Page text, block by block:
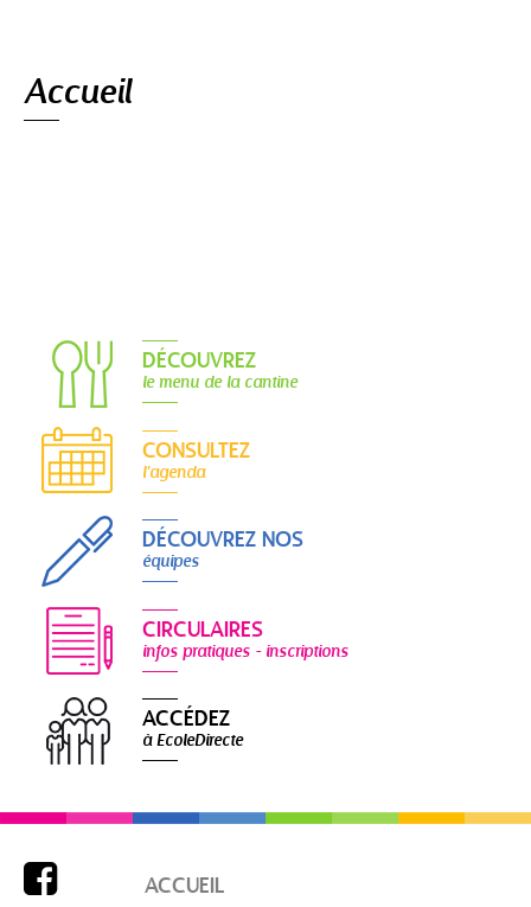
Accueil
DÉCOUVREZ
le menu de la cantine
CONSULTEZ
l'agenda
DÉCOUVREZ NOS
équipes
CIRCULAIRES
infos pratiques - inscriptions
ACCÉDEZ
à EcoleDirecte
 ACCUEIL